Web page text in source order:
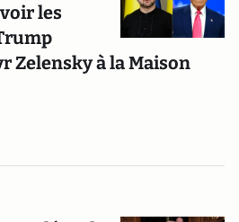
les
Zelensky à la Maison